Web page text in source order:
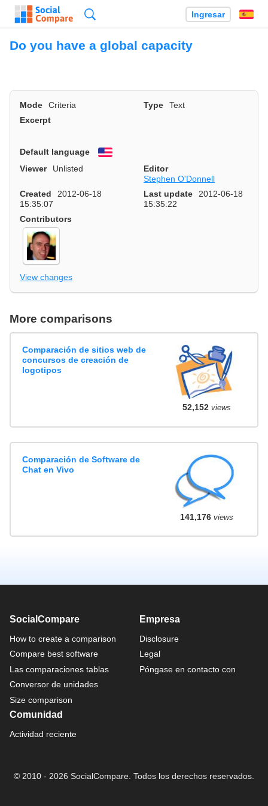
Ingresar
Do you have a global capacity
Mode Criteria Type
Text
Excerpt
Default language
English
Viewer
Unlisted
Editor
Stephen O'Donnell
Created
2012-06-18
15:35:07
Last update
2012-06-18
15:35:22
Contributors
View changes
More comparisons
Comparación de sitios web de
concursos de creación de
logotipos
52,152views
Comparación de Software de
Chat en Vivo
141,176views
SocialCompare
How to create a comparison
Compare best software
Las comparaciones tablas
Conversor de unidades
Size comparison
Empresa
Disclosure
Legal
Póngase en contacto con
Comunidad
Actividad reciente
© 2010 - 2026 SocialCompare. Todos los derechos reservados.